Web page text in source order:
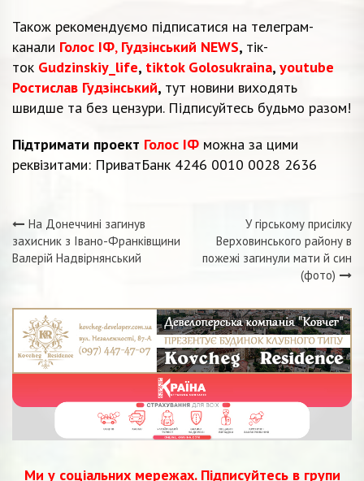
Також рекомендуємо підписатися на телеграм-
канали Голос ІФ, Гудзінський NEWS, тік-
ток Gudzinskiy_life, tiktok Golosukraina, youtube
Ростислав Гудзінський, тут новини виходять
швидше та без цензури. Підписуйтесь будьмо разом!
Підтримати проект Голос ІФ можна за цими
реквізитами: ПриватБанк 4246 0010 0028 2636
Навігація
На Донеччині загинув
захисник з Івано-Франківщини
Валерій Надвірнянський
У гірському присілку
Верховинського району в
пожежі загинули мати й син
(фото)
Ми у соціальних мережах. Підписуйтесь в групи